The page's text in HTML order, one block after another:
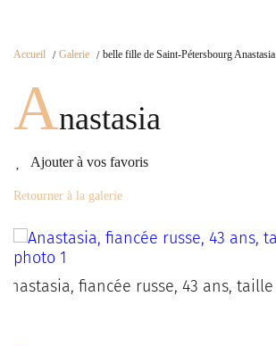
Accueil Galerie belle fille de Saint-Pétersbourg Anastasia
Anastasia
Ajouter à vos favoris
Retourner à la galerie